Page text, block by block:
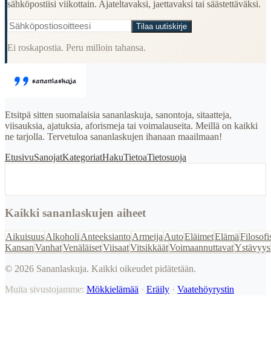
sähköpostiisi viikottain. Ajateltavaksi, jaettavaksi tai säästettäväksi.
Tilaa uutiskirje
Ei roskapostia. Peru milloin tahansa.
Etsitpä sitten suomalaisia sananlaskuja, sanontoja, sitaatteja,
viisauksia, ajatuksia, aforismeja tai voimalauseita. Meillä on kaikki
ne tarjolla. Tervetuloa sananlaskujen ihanaan maailmaan!
EtusivuSanojatKategoriatHakuTietoaTietosuoja
Kaikki sananlaskujen aiheet
AikuisuusAlkoholi AnteeksiantoArmeija AutoEläimetElämä
KansanVanhatVenäläisetViisaatVitsikkäätVoimaannuttavatYstävyys
© 2026 Sananlaskuja. Kaikki oikeudet pidätetään.
Muita sivustojamme: Mökkielämää · Eräily · Vaatehöyrystin